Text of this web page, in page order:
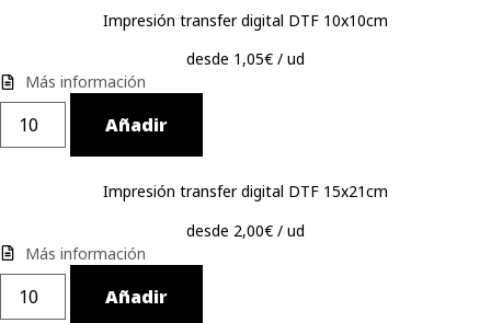
Impresión transfer digital DTF 10x10cm
desde 1,05€ / ud
Más información
Añadir
Impresión transfer digital DTF 15x21cm
desde 2,00€ / ud
Más información
Añadir